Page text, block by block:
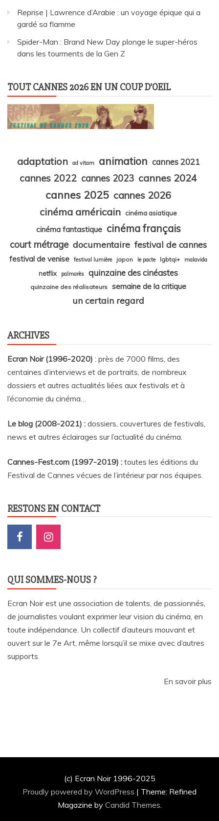
Reprise | Lawrence d’Arabie : un voyage épique qui a
gardé sa flamme
Spider-Man : Brand New Day plonge le super-héros
dans les tourments de la Gen Z
TOUT CANNES 2026 EN UN COUP D’OEIL
adaptation ad vitam animation cannes 2021
cannes 2022 cannes 2023 cannes 2024
cannes 2025 cannes 2026
cinéma américain
cinéma asiatique
cinéma fantastique cinéma français
court métrage documentaire festival de cannes
festival de venise festival lumière japon le pacte lgbtqi+ malavida
netflix palmarès quinzaine des cinéastes
quinzaine des réalisateurs semaine de la critique
un certain regard
ARCHIVES
Ecran Noir (1996-2020) : près de 7000 films, des
centaines d’interviews et de portraits, de nombreux
dossiers et autres actualités liées aux festivals et à
l’économie du cinéma…
Le blog (2008-2021) : dossiers, couvertures de festivals,
news et autres éclairages sur l’actualité du cinéma
Cannes-Fest.com (1997-2019) : toutes les éditions du
Festival de Cannes vécues de l’intérieur par nos équipes.
RESTONS EN CONTACT
QUI SOMMES-NOUS ?
Ecran Noir est une association de talents, de passionnés,
de journalistes voulant exprimer leur vision du cinéma, en
toute indépendance. Un collectif d’auteurs mouvant et
ouvert sur le 7e Art, même lorsqu’il se mixe avec d’autres
supports.
En savoir plus
(c) Ecran Noir 1996-2025
Proudly powered by WordPress | Theme: Refined
Magazine by Candid Themes